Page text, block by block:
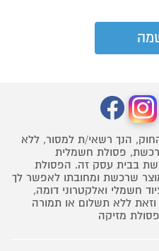
הנך רשאי/ת למסור, ללא
פסולת חשמלית
בבית עסק זה. הפסולת
שרכשת ומחובתו לאפשר לך
חשמלי ואלקטרוני דומה,
ללא תשלום או תמורה
מזיקה